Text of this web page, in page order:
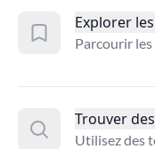
Explorer
Parcourir les
Trouver
Utilisez des